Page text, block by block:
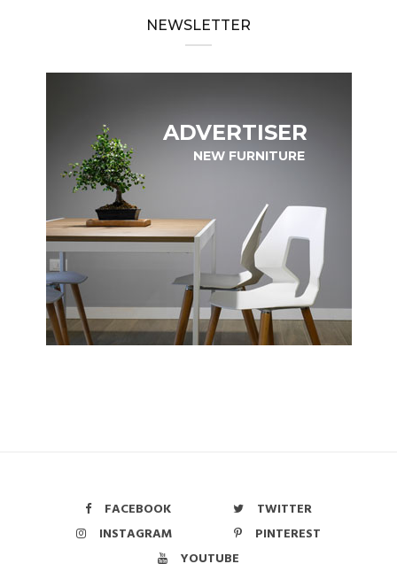
NEWSLETTER
ADVERTISER
NEW FURNITURE
FACEBOOK
TWITTER
INSTAGRAM
PINTEREST
YOUTUBE